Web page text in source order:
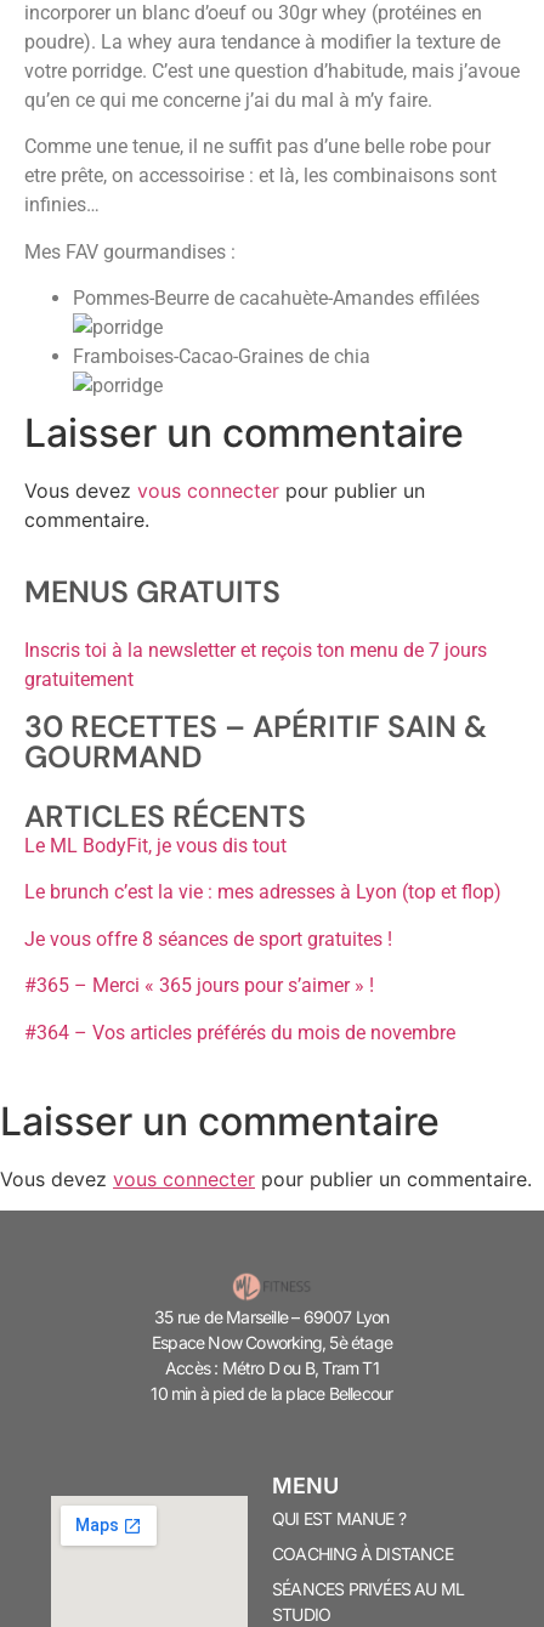
incorporer un blanc d’oeuf ou 30gr whey (protéines en
poudre). La whey aura tendance à modifier la texture de
votre porridge. C’est une question d’habitude, mais j’avoue
qu’en ce qui me concerne j’ai du mal à m’y faire.
Comme une tenue, il ne suffit pas d’une belle robe pour
etre prête, on accessoirise : et là, les combinaisons sont
infinies…
Mes FAV gourmandises :
Pommes-Beurre de cacahuète-Amandes effilées
Framboises-Cacao-Graines de chia
Laisser un commentaire
Vous devez vous connecter pour publier un
commentaire.
MENUS GRATUITS
Inscris toi à la newsletter et reçois ton menu de 7 jours
gratuitement
30 RECETTES – APÉRITIF SAIN &
GOURMAND
ARTICLES RÉCENTS
Le ML BodyFit, je vous dis tout
Le brunch c’est la vie : mes adresses à Lyon (top et flop)
Je vous offre 8 séances de sport gratuites !
#365 – Merci « 365 jours pour s’aimer » !
#364 – Vos articles préférés du mois de novembre
Laisser un commentaire
Vous devez vous connecter pour publier un commentaire.
35 rue de Marseille – 69007 Lyon
Espace Now Coworking, 5è étage
Accès : Métro D ou B, Tram T1
10 min à pied de la place Bellecour
MENU
QUI EST MANUE ?
COACHING À DISTANCE
SÉANCES PRIVÉES AU ML
STUDIO